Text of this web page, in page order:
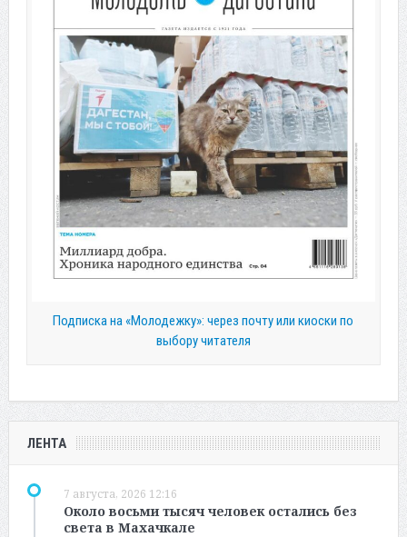
Подписка на «Молодежку»: через почту или киоски по
выбору читателя
ЛЕНТА
7 августа, 2026 12:16
Около восьми тысяч человек остались без
света в Махачкале